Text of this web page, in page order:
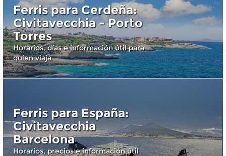
Ferris para Cerdeña:
Civitavecchia - Porto
Torres
Horarios, días e información útil para
quien viaja
Ferris para España:
Civitavecchia
Barcelona
Horarios, precios e información útil